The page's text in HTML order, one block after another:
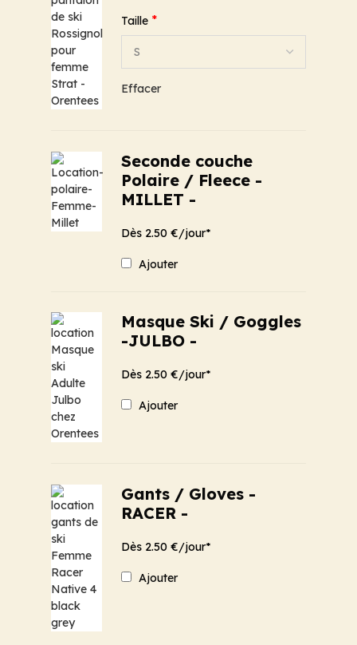
Taille *
Effacer
Seconde couche
Polaire / Fleece -
MILLET -
Dès 2.50 €/jour*
Ajouter
Masque Ski / Goggles
-JULBO -
Dès 2.50 €/jour*
Ajouter
Gants / Gloves -
RACER -
Dès 2.50 €/jour*
Ajouter